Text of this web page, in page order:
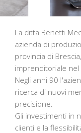
La ditta Benetti
azienda di
provincia di
imprenditoriale
Negli anni 90
ricerca di nuovi
precisione.
Gli investimenti in
clienti e la